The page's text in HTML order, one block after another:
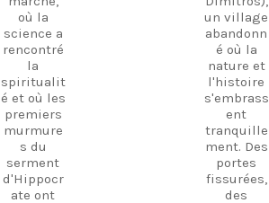
atmosphè
re
magique
que l'on
ne
retrouve
nulle part
ailleurs à
Kos.
Promenez
-vous
parmi les
Découvrez
Kos. Vivez
davantag
e
d'expérien
ces. Créez
des
souvenirs.
Suivez-
nous et
commenc
ez dès
où la
science a
rencontré
la
spiritualit
é et où les
premiers
murmure
s du
serment
d'Hippocr
ate ont
un village
abandonn
é où la
nature et
l'histoire
s'embrass
ent
tranquille
ment. Des
portes
fissurées,
des